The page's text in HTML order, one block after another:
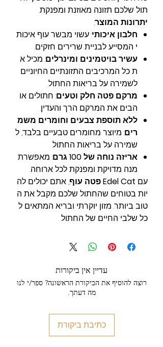
תול שלכם תזונה מאוזנת ומפנקת.
יתרונות המוצר:
חלבון איכותי: עשוי מבשר עוף איכות
י המסייע לבניית שרירים חזקים.
עשיר בויטמינים ומינרלים: מכיל א
ת כל המרכיבים התזונתיים החיוניים
לשמירה על בריאות החתול.
מרקם פטה חלק וטעים: חתולים או
הבים את המרקם הרך והעדין.
ללא תוספת צבעים וחומרים משמ
רים: מיוצר מחומרים טבעיים בלבד, ל
שמירה על בריאות החתול.
אריזה נוחה של 100 גרם
: מאפשרת
מנה מדויקת ומפנקת לכל ארוחה.
עם Edel Cat פטה עוף
, אתם יכולים לה
יות בטוחים שהחתול שלכם מקבל את ה
טוב ביותר. מזון יוקרתי ובריא המתאים ל
כל שלבי החיים של החתול.
עדיין אין ביקורות
רוצה להוסיף את הביקורת הראשונה? ספר/י לנו
מה דעתך.
כתיבת ביקורת